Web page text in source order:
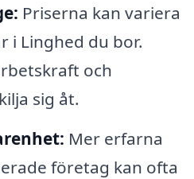
Priserna kan variera
i Linghed du bor.
och
sig åt.
Mer erfarna
företag kan ofta